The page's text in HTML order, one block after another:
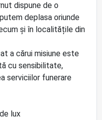
dispune de o
deplasa oriunde
și în localitățile din
a cărui misiune este
cu sensibilitate,
serviciilor funerare
lux